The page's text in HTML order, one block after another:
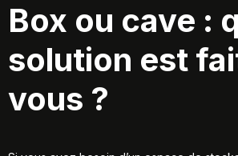
Box ou cave :
solution est
vous ?